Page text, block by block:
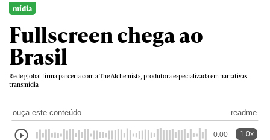
mídia
Fullscreen chega ao
Brasil
Rede global firma parceria com a The Alchemists, produtora especializada em narrativas
transmídia
ouça este conteúdo readme
0:00 1.0x